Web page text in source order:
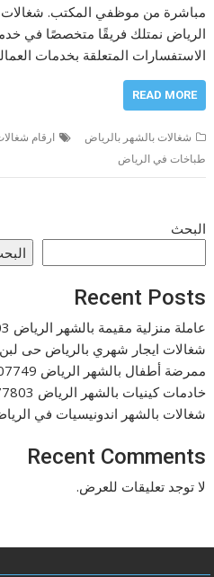
مباشرة من موظفي المكتب. شغالات
الرياض نمتلك فريقًا متخصصًا في
الاستفسارات المتعلقة بخدمات
READ MORE
شغالات بالشهر بالرياض ارقام
طباخات في الرياض
البحث
Recent Posts
عاملة منزلية مقيمة بالشهر الرياض 0594577803
شغالات ايجار شهري بالرياض حى لبن 0594577803
ممرضة أطفال بالشهر الرياض 0583707749
خادمات كينيات بالشهر الرياض 0594577803
شغالات بالشهر اندونيسيات في الرياض
Recent Comments
لا توجد تعليقات للعرض.